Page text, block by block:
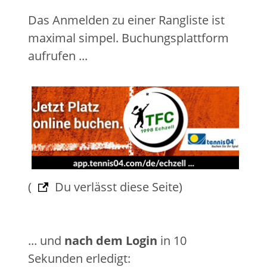
Das Anmelden zu einer Rangliste ist
maximal simpel. Buchungsplattform
aufrufen ...
( Du verlässt diese Seite)
... und nach dem Login in 10
Sekunden erledigt: